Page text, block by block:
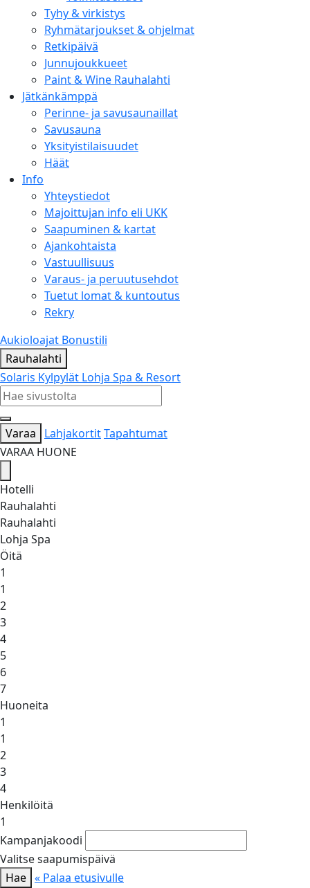
Tyhy & virkistys
Ryhmätarjoukset & ohjelmat
Retkipäivä
Junnujoukkueet
Paint & Wine Rauhalahti
Jätkänkämppä
Perinne- ja savusaunaillat
Savusauna
Yksityistilaisuudet
Häät
Info
Yhteystiedot
Majoittujan info eli UKK
Saapuminen & kartat
Ajankohtaista
Vastuullisuus
Varaus- ja peruutusehdot
Tuetut lomat & kuntoutus
Rekry
Aukioloajat Bonustili
Rauhalahti
Solaris Kylpylät Lohja Spa & Resort
Varaa LahjakortitTapahtumat
VARAA HUONE
Hotelli
Rauhalahti
Rauhalahti
Lohja Spa
Öitä
1
1
2
3
4
5
6
7
Huoneita
1
1
2
3
4
Henkilöitä
1
Kampanjakoodi
Valitse saapumispäivä
Hae « Palaa etusivulle